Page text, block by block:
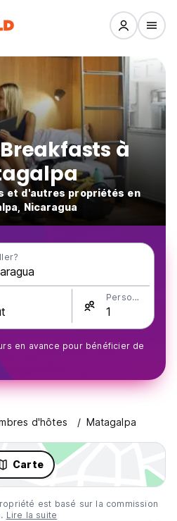
à
et d'autres propriétés en
Nicaragua
Personnes
en avance pour bénéficier de
d'hôtes Matagalpa
Carte
est basé sur la commission
Lire la suite